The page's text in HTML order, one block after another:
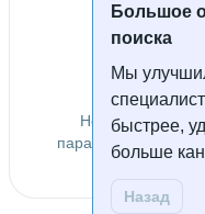
Большое
поиска
Мы
быстрее,
больше
Назад
Не удалось
параметрам.